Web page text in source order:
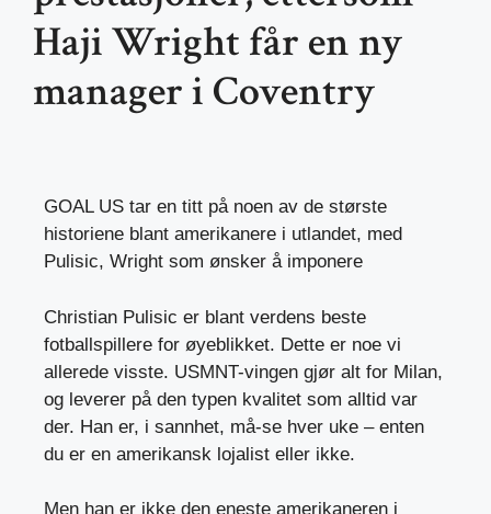
Haji Wright får en ny
manager i Coventry
GOAL US tar en titt på noen av de største
historiene blant amerikanere i utlandet, med
Pulisic, Wright som ønsker å imponere
Christian Pulisic er blant verdens beste
fotballspillere for øyeblikket. Dette er noe vi
allerede visste. USMNT-vingen gjør alt for Milan,
og leverer på den typen kvalitet som alltid var
der. Han er, i sannhet, må-se hver uke – enten
du er en amerikansk lojalist eller ikke.
Men han er ikke den eneste amerikaneren i